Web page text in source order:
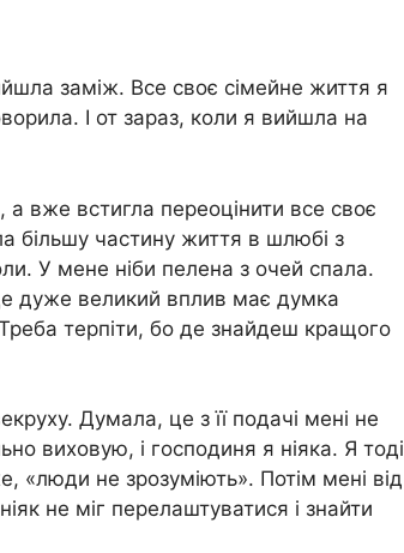
заміж. Все своє сімейне життя я
І от зараз, коли я вийшла на
а вже встигла переоцінити все своє
більшу частину життя в шлюбі з
У мене ніби пелена з очей спала.
дуже великий вплив має думка
терпіти, бо де знайдеш кращого
Думала, це з її подачі мені не
виховую, і господиня я ніяка. Я тоді
«люди не зрозуміють». Потім мені від
не міг перелаштуватися і знайти